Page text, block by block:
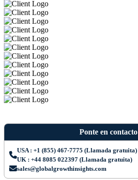
Ponte en contacto
USA : +1 (855) 467-7775 (Llamada gratuita)
UK : +44 8085 022397 (Llamada gratuita)
sales@globalgrowthinsights.com